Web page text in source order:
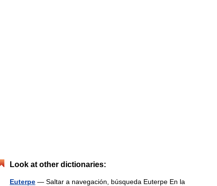
Look at other dictionaries:
Euterpe — Saltar a navegación, búsqueda Euterpe En la